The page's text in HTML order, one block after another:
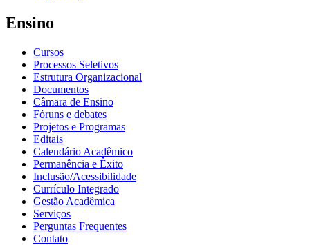
Ensino
Cursos
Processos Seletivos
Estrutura Organizacional
Documentos
Câmara de Ensino
Fóruns e debates
Projetos e Programas
Editais
Calendário Acadêmico
Permanência e Êxito
Inclusão/Acessibilidade
Currículo Integrado
Gestão Acadêmica
Serviços
Perguntas Frequentes
Contato